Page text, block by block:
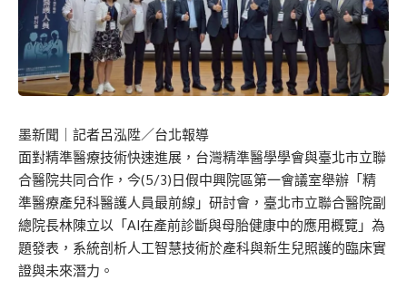
墨新聞 ｜記者呂泓陞／台北報導
面對精準醫療技術快速進展，台灣精準醫學學會與臺北市立聯
合醫院共同合作，今(5/3)日假中興院區第一會議室舉辦「精
準醫療產兒科醫護人員最前線」研討會，臺北市立聯合醫院副
總院長林陳立以「AI在產前診斷與母胎健康中的應用概覽」為
題發表，系統剖析人工智慧技術於產科與新生兒照護的臨床實
證與未來潛力。